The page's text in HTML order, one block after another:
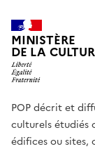
MINISTÈRE
DE LA
POP décrit et
culturels étudiés
édifices ou sites,